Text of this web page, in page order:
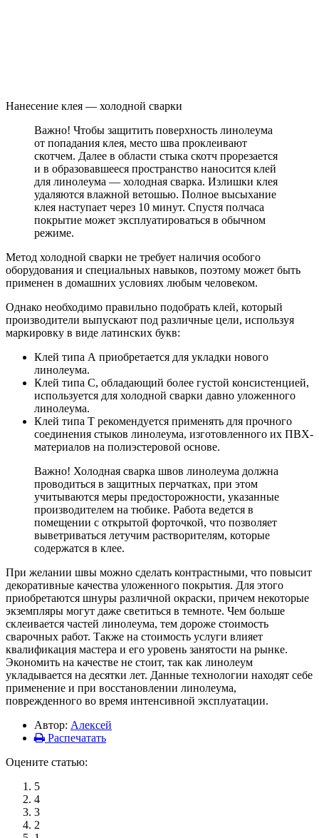
Нанесение клея — холодной сварки
Важно! Чтобы защитить поверхность линолеума
от попадания клея, место шва проклеивают
скотчем. Далее в области стыка скотч прорезается
и в образовавшееся пространство наносится клей
для линолеума — холодная сварка. Излишки клея
удаляются влажной ветошью. Полное высыхание
клея наступает через 10 минут. Спустя полчаса
покрытие может эксплуатироваться в обычном
режиме.
Метод холодной сварки не требует наличия особого
оборудования и специальных навыков, поэтому может быть
применен в домашних условиях любым человеком.
Однако необходимо правильно подобрать клей, который
производители выпускают под различные цели, используя
маркировку в виде латинских букв:
Клей типа А приобретается для укладки нового
линолеума.
Клей типа С, обладающий более густой консистенцией,
используется для холодной сварки давно уложенного
линолеума.
Клей типа Т рекомендуется применять для прочного
соединения стыков линолеума, изготовленного их ПВХ-
материалов на полиэстеровой основе.
Важно! Холодная сварка швов линолеума должна
проводиться в защитных перчатках, при этом
учитываются меры предосторожности, указанные
производителем на тюбике. Работа ведется в
помещении с открытой форточкой, что позволяет
выветриваться летучим растворителям, которые
содержатся в клее.
При желании швы можно сделать контрастными, что повысит
декоративные качества уложенного покрытия. Для этого
приобретаются шнуры различной окраски, причем некоторые
экземпляры могут даже светиться в темноте. Чем больше
склеивается частей линолеума, тем дороже стоимость
сварочных работ. Также на стоимость услуги влияет
квалификация мастера и его уровень занятости на рынке.
Экономить на качестве не стоит, так как линолеум
укладывается на десятки лет. Данные технологии находят себе
применение и при восстановлении линолеума,
поврежденного во время интенсивной эксплуатации.
Автор: Алексей
Распечатать
Оцените статью:
5
4
3
2